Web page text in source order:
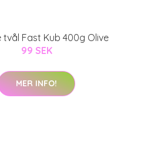
tvål Fast Kub 400g Olive
99 SEK
MER INFO!